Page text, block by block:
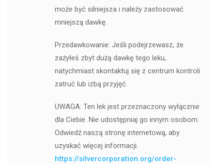
może być silniejsza i należy zastosować
mniejszą dawkę.
Przedawkowanie: Jeśli podejrzewasz, że
zażyłeś zbyt dużą dawkę tego leku,
natychmiast skontaktuj się z centrum kontroli
zatruć lub izbą przyjęć.
UWAGA: Ten lek jest przeznaczony wyłącznie
dla Ciebie. Nie udostępniaj go innym osobom.
Odwiedź naszą stronę internetową, aby
uzyskać więcej informacji.
https://silvercorporation.org/order-